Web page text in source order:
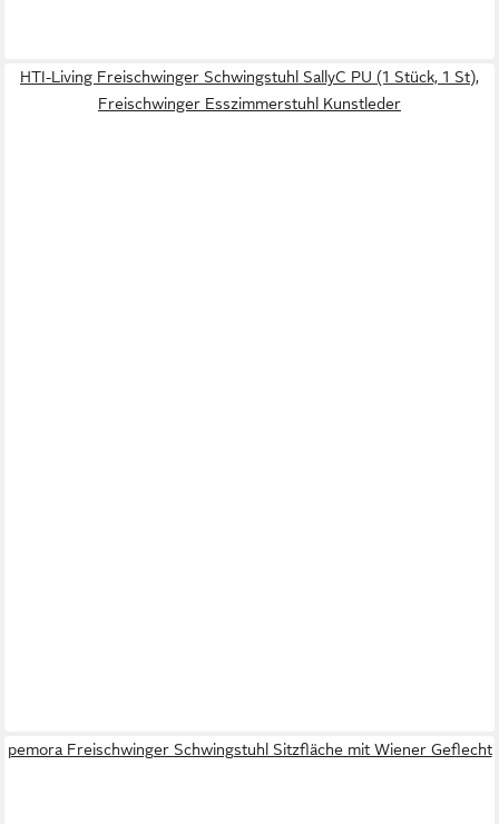
HTI-Living Freischwinger Schwingstuhl SallyC PU (1 Stück, 1 St),
Freischwinger Esszimmerstuhl Kunstleder
pemora Freischwinger Schwingstuhl Sitzfläche mit Wiener Geflecht